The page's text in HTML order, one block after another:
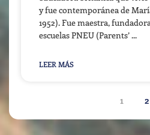
y fue contemporánea de
1952). Fue maestra,
escuelas PNEU (Parents’
LEER MÁS
1 2